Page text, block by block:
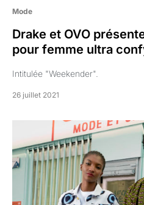
Mode
Drake et OVO
pour femme ultra
Intitulée "Weekender".
26 juillet 2021